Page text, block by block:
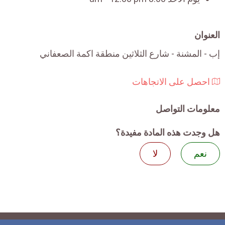
العنوان
إب - المشنة - شارع الثلاثين منطقة اكمة الصعفاني
احصل على الاتجاهات
معلومات التواصل
هل وجدت هذه المادة مفيدة؟
نعم
لا